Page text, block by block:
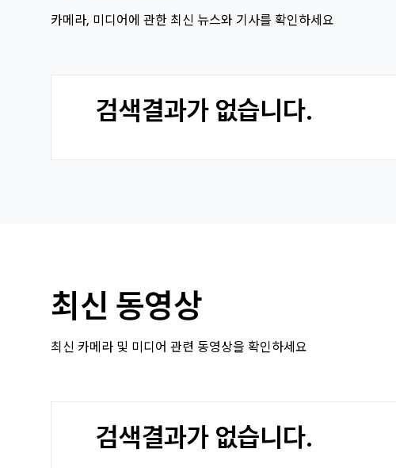
카메라, 미디어에 관한 최신 뉴스와 기사를 확인하세요
검색결과가 없습니다.
최신 동영상
최신 카메라 및 미디어 관련 동영상을 확인하세요
검색결과가 없습니다.